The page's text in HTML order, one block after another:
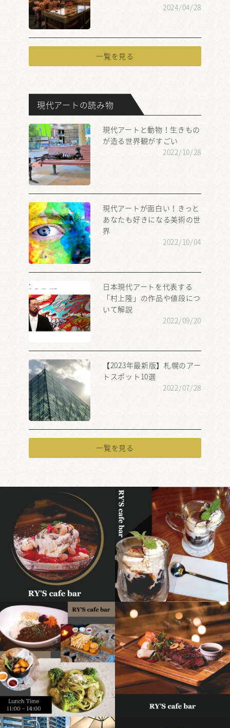
2024/04/28
一覧を見る
現代アートの読み物
現代アートと動物！生きもの
が造る世界観がすごい
2022/10/28
現代アートが面白い！きっと
あなたも好きになる美術の世
界
2022/10/04
日本現代アートを代表する
「村上隆」の作品や値段につ
いて解説
2022/09/20
【2023年最新版】札幌のアー
トスポット10選
2022/07/28
一覧を見る